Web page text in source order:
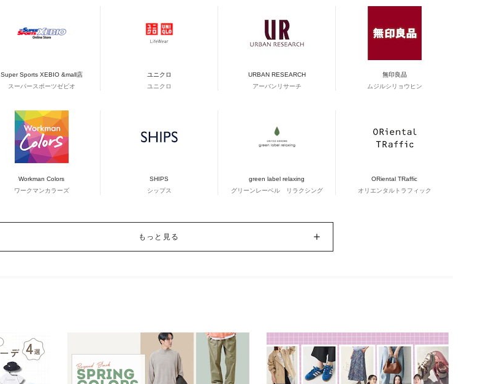
Super Sports XEBIO &mall店
スーパースポーツゼビオ
ユニクロ
ユニクロ
URBAN RESEARCH
アーバンリサーチ
無印良品
ムジルシリョウヒン
Workman Colors
ワークマンカラーズ
SHIPS
シップス
green label relaxing
グリーンレーベル リラクシング
ORiental TRaffic
オリエンタルトラフィック
もっと見る